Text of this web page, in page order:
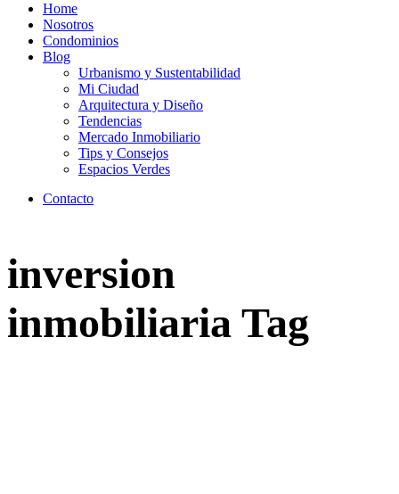
Home
Nosotros
Condominios
Blog
Urbanismo y Sustentabilidad
Mi Ciudad
Arquitectura y Diseño
Tendencias
Mercado Inmobiliario
Tips y Consejos
Espacios Verdes
Contacto
inversion
inmobiliaria Tag